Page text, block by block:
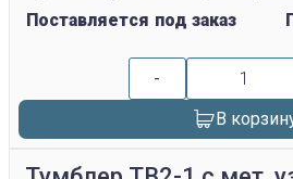
Поставляется под заказ
-
В